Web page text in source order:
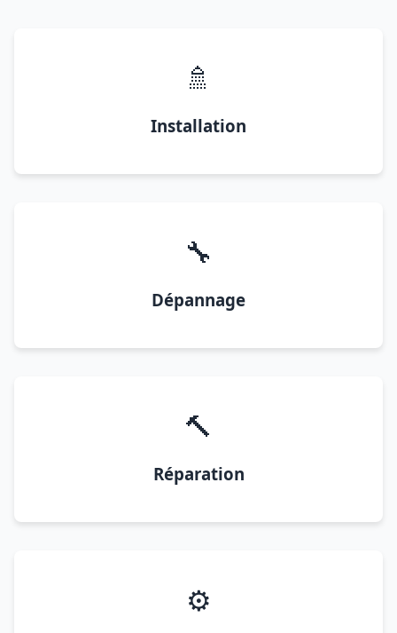
🚿
Installation
🔧
Dépannage
🔨
Réparation
⚙️